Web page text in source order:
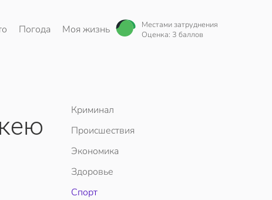
Погода Моя жизнь
Местами затруднения
Оценка: 3 баллов
Криминал
Происшествия
Экономика
Здоровье
Спорт